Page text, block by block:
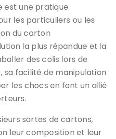
une pratique
les particuliers ou les
du carton
la plus répandue et la
des colis lors de
sa facilité de manipulation
les chocs en font un allié
sortes de cartons,
leur composition et leur